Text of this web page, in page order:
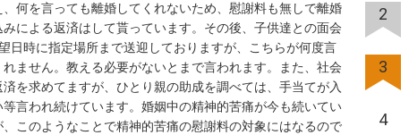
何を言っても離婚してくれないため、慰謝料も無しで離婚
による返済はして貰っています。その後、子供達との面会
日時に指定場所まで送迎しておりますが、こちらが何度言
ません。教える必要がないとまで言われます。また、社会
を求めてますが、ひとり親の助成を調べては、手当てが入
言われ続けています。婚姻中の精神的苦痛が今も続いてい
このようなことで精神的苦痛の慰謝料の対象にはなるので
2
3
4